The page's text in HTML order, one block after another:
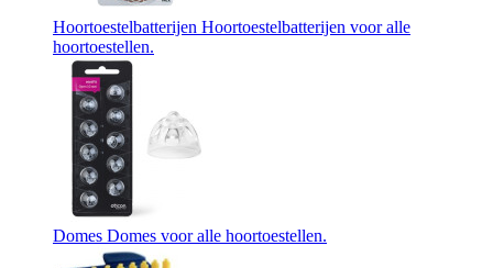
Hoortoestelbatterijen Hoortoestelbatterijen voor alle
hoortoestellen.
Domes Domes voor alle hoortoestellen.